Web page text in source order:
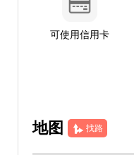
可使用信用卡
地图 找路